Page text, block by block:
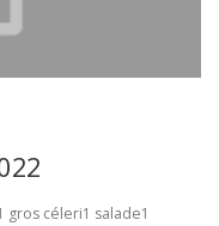
gros céleri1 salade1